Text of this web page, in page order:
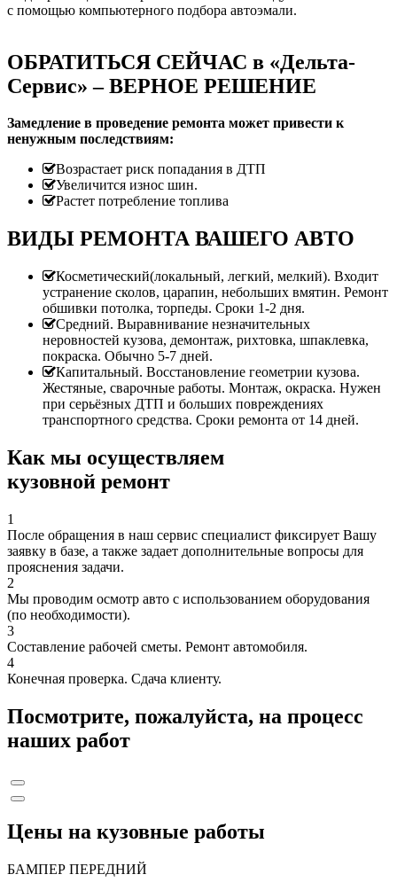
с помощью компьютерного подбора автоэмали.
ОБРАТИТЬСЯ СЕЙЧАС в «Дельта-
Сервис» – ВЕРНОЕ РЕШЕНИЕ
Замедление в проведение ремонта может привести к
ненужным последствиям:
Возрастает риск попадания в ДТП
Увеличится износ шин.
Растет потребление топлива
ВИДЫ РЕМОНТА ВАШЕГО АВТО
Косметический(локальный, легкий, мелкий). Входит
устранение сколов, царапин, небольших вмятин. Ремонт
обшивки потолка, торпеды. Сроки 1-2 дня.
Средний. Выравнивание незначительных
неровностей кузова, демонтаж, рихтовка, шпаклевка,
покраска. Обычно 5-7 дней.
Капитальный. Восстановление геометрии кузова.
Жестяные, сварочные работы. Монтаж, окраска. Нужен
при серьёзных ДТП и больших повреждениях
транспортного средства. Сроки ремонта от 14 дней.
Как мы осуществляем
кузовной ремонт
1
После обращения в наш сервис специалист фиксирует Вашу
заявку в базе, а также задает дополнительные вопросы для
прояснения задачи.
2
Мы проводим осмотр авто с использованием оборудования
(по необходимости).
3
Составление рабочей сметы. Ремонт автомобиля.
4
Конечная проверка. Сдача клиенту.
Посмотрите, пожалуйста, на процесс
наших работ
Цены на кузовные работы
БАМПЕР ПЕРЕДНИЙ